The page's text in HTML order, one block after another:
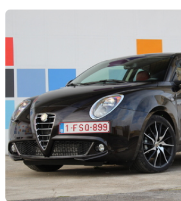
Guide
Electriques
Utilitaires
Flottes
Auto
Services
Forum